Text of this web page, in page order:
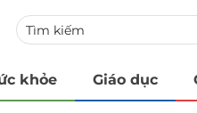
khỏe Giáo dục